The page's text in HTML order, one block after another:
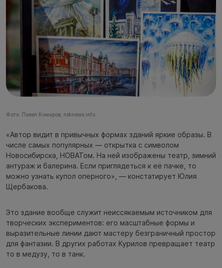
Фото: Павел Комаров, nsknews.info
«Автор видит в привычных формах зданий яркие образы. В
числе самых популярных — открытка с символом
Новосибирска, НОВАТом. На ней изображены театр, зимний
антураж и балерина. Если приглядеться к её пачке, то
можно узнать купол оперного», — констатирует Юлия
Щербакова.
Это здание вообще служит неиссякаемым источником для
творческих экспериментов: его масштабные формы и
выразительные линии дают мастеру безграничный простор
для фантазии. В других работах Курилов превращает театр
то в медузу, то в танк.